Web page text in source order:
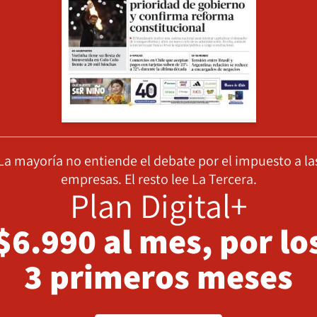
mayoría no entiende el debate por el impuesto a
empresas. El resto lee La Tercera.
Plan Digital+
al mes, por
3 primeros meses